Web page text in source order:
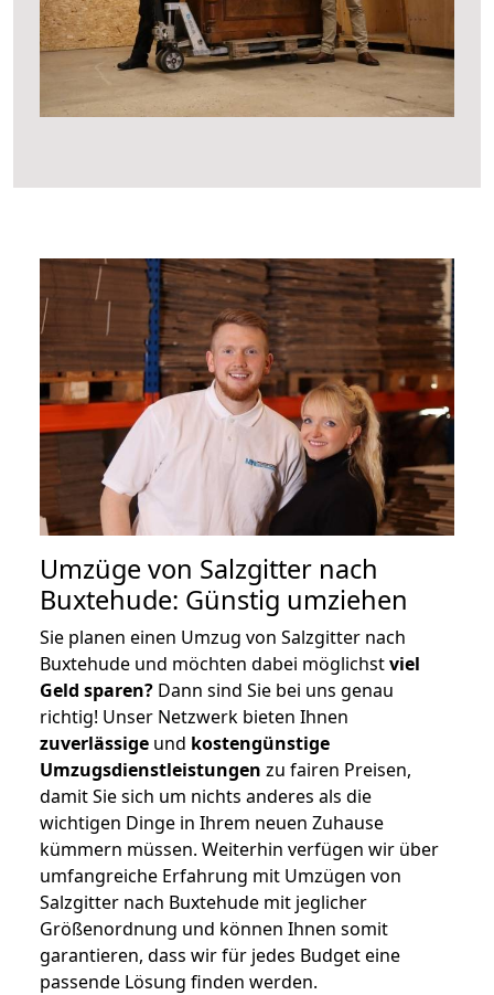
Umzüge von Salzgitter nach
Buxtehude: Günstig umziehen
Sie planen einen Umzug von Salzgitter nach
Buxtehude und möchten dabei möglichstviel
Geld sparen? Dann sind Sie bei uns genau
richtig! Unser Netzwerk bieten Ihnen
zuverlässige und kostengünstige
Umzugsdienstleistungen zu fairen Preisen,
damit Sie sich um nichts anderes als die
wichtigen Dinge in Ihrem neuen Zuhause
kümmern müssen. Weiterhin verfügen wir über
umfangreiche Erfahrung mit Umzügen von
Salzgitter nach Buxtehude mit jeglicher
Größenordnung und können Ihnen somit
garantieren, dass wir für jedes Budget eine
passende Lösung finden werden.